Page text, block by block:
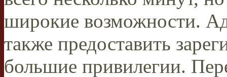
широкие возможности.
также предоставить
большие привилегии.